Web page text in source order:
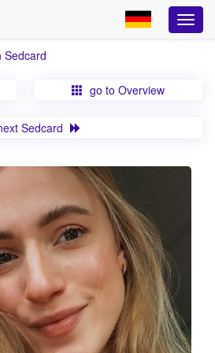
Sedcard
go to Overview
Sedcard